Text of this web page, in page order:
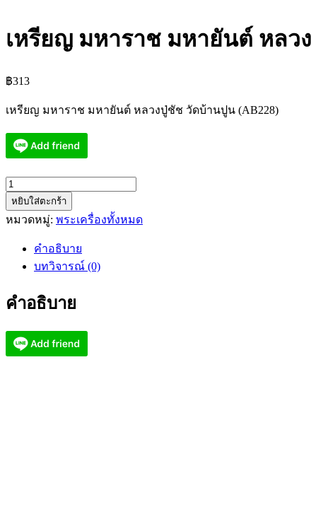
เหรียญ มหาราช มหายันต์ หลว
฿313
เหรียญ มหาราช มหายันต์ หลวงปู่ชัช วัดบ้านปูน (AB228)
จำนวน
เหรียญ
มหาราช
ปู่
วัด
หยิบใส่ตะกร้า
หมวดหมู่: พระเครื่องทั้งหมด
คำอธิบาย
บทวิจารณ์ (0)
คำอธิบาย